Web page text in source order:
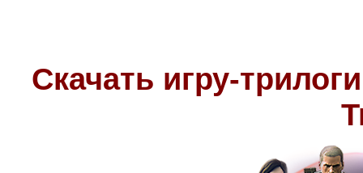
Скачать игру-